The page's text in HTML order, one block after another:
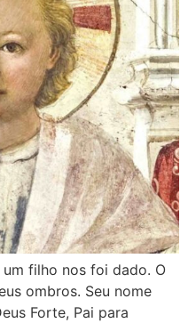
um filho nos foi dado. O
ombros. Seu nome
Forte, Pai para